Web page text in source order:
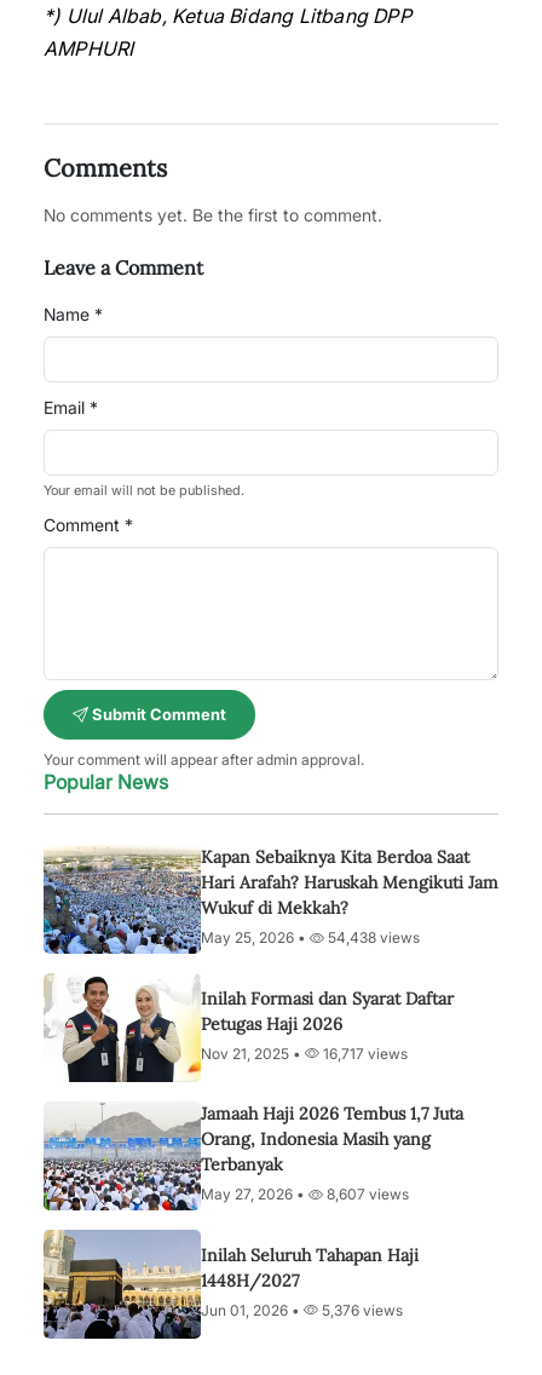
*) Ulul Albab, Ketua Bidang Litbang DPP
AMPHURI
Comments
No comments yet. Be the first to comment.
Leave a Comment
Name *
Email *
Your email will not be published.
Comment *
Submit Comment
Your comment will appear after admin approval.
Popular News
Kapan Sebaiknya Kita Berdoa Saat
Hari Arafah? Haruskah Mengikuti Jam
Wukuf di Mekkah?
May 25, 2026 • 54,438 views
Inilah Formasi dan Syarat Daftar
Petugas Haji 2026
Nov 21, 2025 • 16,717 views
Jamaah Haji 2026 Tembus 1,7 Juta
Orang, Indonesia Masih yang
Terbanyak
May 27, 2026 • 8,607 views
Inilah Seluruh Tahapan Haji
1448H/2027
Jun 01, 2026 • 5,376 views